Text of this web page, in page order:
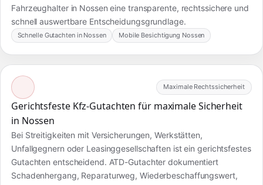
Fahrzeughalter in Nossen eine transparente, rechtssichere und
schnell auswertbare Entscheidungsgrundlage.
Schnelle Gutachten in Nossen Mobile Besichtigung Nossen
Maximale Rechtssicherheit
Gerichtsfeste Kfz-Gutachten für maximale Sicherheit
in Nossen
Bei Streitigkeiten mit Versicherungen, Werkstätten,
Unfallgegnern oder Leasinggesellschaften ist ein gerichtsfestes
Gutachten entscheidend. ATD-Gutachter dokumentiert
Schadenhergang, Reparaturweg, Wiederbeschaffungswert,